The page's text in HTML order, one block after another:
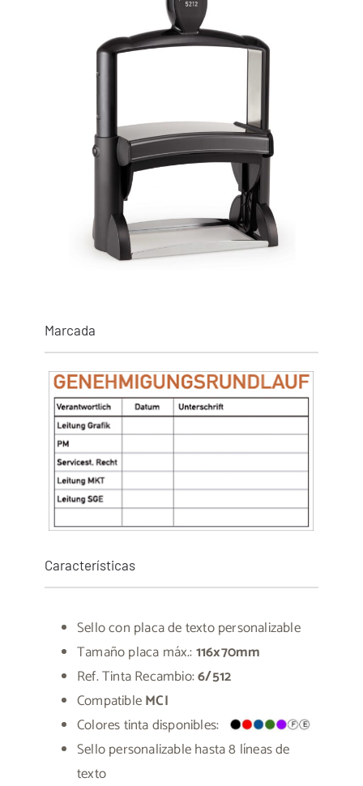
Marcada
Características
Sello con placa de texto personalizable
Tamaño placa máx.:116x70mm
Ref. Tinta Recambio:6/512
CompatibleMCI
Colores tinta disponibles:
Sello personalizable hasta 8 líneas de
texto